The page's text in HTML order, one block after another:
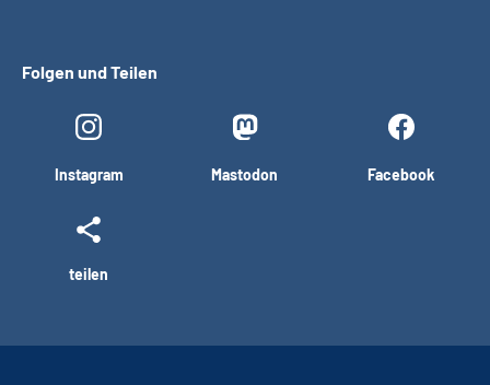
Folgen und Teilen
Instagram Mastodon Facebook
teilen